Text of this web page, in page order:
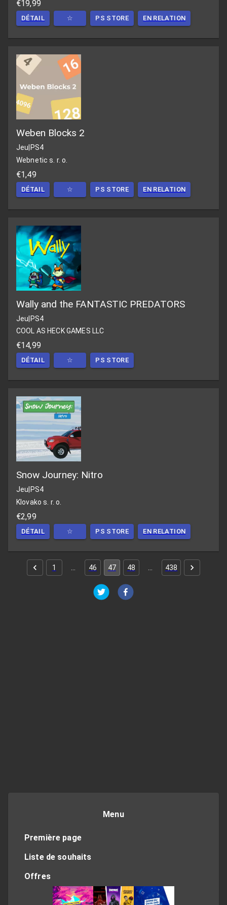
€19,99
DÉTAIL ☆ PS STORE EN RELATION
Weben Blocks 2
Jeu PS4
Webnetic s. r. o.
€1,49
DÉTAIL ☆ PS STORE EN RELATION
Wally and the FANTASTIC PREDATORS
Jeu|PS4
COOL AS HECK GAMES LLC
€14,99
DÉTAIL ☆ PS STORE
Snow Journey: Nitro
Jeu PS4
Klovako s. r. o.
€2,99
DÉTAIL ☆ PS STORE EN RELATION
1 46 47 48 438
Menu
Première page
Liste de souhaits
Offres